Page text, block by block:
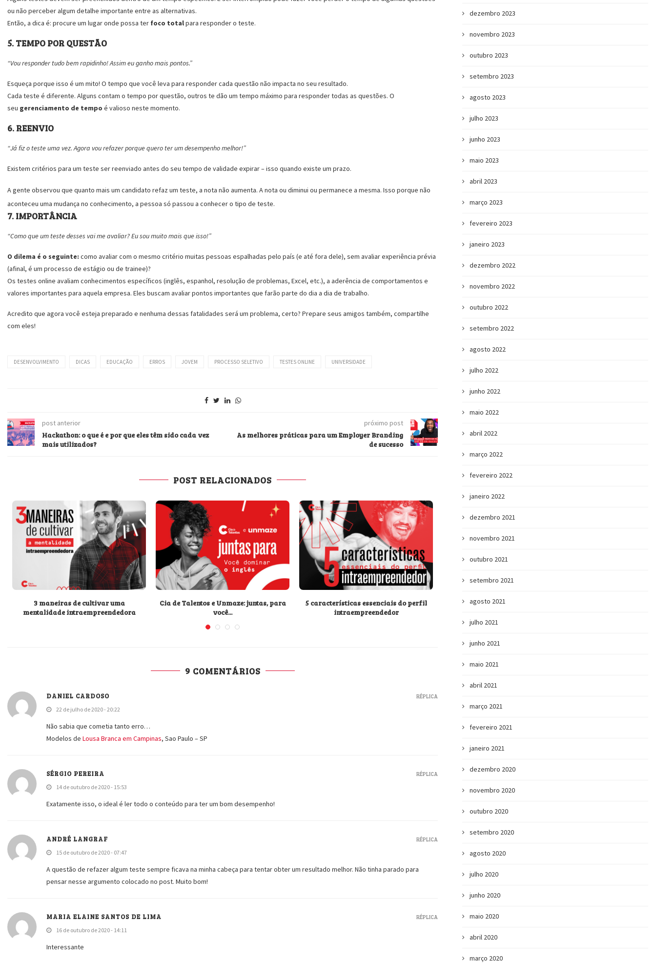
ou não perceber algum detalhe importante entre as alternativas.
Então, a dica é: procure um lugar onde possa ter foco totalpara responder o teste.
5. TEMPO POR QUESTÃO
“Vou responder tudo bem rapidinho! Assim eu ganho mais pontos.”
Esqueça porque isso é um mito! O tempo que você leva para responder cada questão não impacta no seu resultado.
Cada teste é diferente. Alguns contam o tempo por questão, outros te dão um tempo máximo para responder todas as questões. O
seu gerenciamento de tempo é valioso neste momento.
6. REENVIO
“Já fiz o teste uma vez. Agora vou refazer porque quero ter um desempenho melhor!”
Existem critérios para um teste ser reenviado antes do seu tempo de validade expirar – isso quando existe um prazo.
A gente observou que quanto mais um candidato refaz um teste, a nota não aumenta. A nota ou diminui ou permanece a mesma. Isso porque não
aconteceu uma mudança no conhecimento, a pessoa só passou a conhecer o tipo de teste.
7. IMPORTÂNCIA
“Como que um teste desses vai me avaliar? Eu sou muito mais que isso!”
O dilema é o seguinte: como avaliar com o mesmo critério muitas pessoas espalhadas pelo país (e até fora dele), sem avaliar experiência prévia
(afinal, é um processo de estágio ou de trainee)?
Os testes online avaliam conhecimentos específicos (inglês, espanhol, resolução de problemas, Excel, etc.), a aderência de comportamentos e
valores importantes para aquela empresa. Eles buscam avaliar pontos importantes que farão parte do dia a dia de trabalho.
Acredito que agora você esteja preparado e nenhuma dessas fatalidades será um problema, certo? Prepare seus amigos também, compartilhe
com eles!
DESENVOLVIMENTO DICAS EDUCAÇÃO ERROS JOVEM PROCESSO SELETIVO TESTES ONLINE UNIVERSIDADE
post anterior
Hackathon: o que é e por que eles têm sido cada vez
mais utilizados?
próximo post
As melhores práticas para um Employer Branding
de sucesso
POST RELACIONADOS
3 maneiras de cultivar uma
mentalidade intraempreendedora
Cia de Talentos e Unmaze: juntas, para
você...
5 características essenciais do perfil
intraempreendedor
Intraempreendedorismo: o que é e por
9 COMENTÁRIOS
DANIEL CARDOSO
22 de julho de 2020 - 20:22
Não sabia que cometia tanto erro…
Modelos de Lousa Branca em Campinas, Sao Paulo – SP
RÉPLICA
SÉRGIO PEREIRA
14 de outubro de 2020 - 15:53
Exatamente isso, o ideal é ler todo o conteúdo para ter um bom desempenho!
RÉPLICA
ANDRÉ LANGRAF
15 de outubro de 2020 - 07:47
A questão de refazer algum teste sempre ficava na minha cabeça para tentar obter um resultado melhor. Não tinha parado para
pensar nesse argumento colocado no post. Muito bom!
RÉPLICA
MARIA ELAINE SANTOS DE LIMA
16 de outubro de 2020 - 14:11
Interessante
RÉPLICA
dezembro 2023
novembro 2023
outubro 2023
setembro 2023
agosto 2023
julho 2023
junho 2023
maio 2023
abril 2023
março 2023
fevereiro 2023
janeiro 2023
dezembro 2022
novembro 2022
outubro 2022
setembro 2022
agosto 2022
julho 2022
junho 2022
maio 2022
abril 2022
março 2022
fevereiro 2022
janeiro 2022
dezembro 2021
novembro 2021
outubro 2021
setembro 2021
agosto 2021
julho 2021
junho 2021
maio 2021
abril 2021
março 2021
fevereiro 2021
janeiro 2021
dezembro 2020
novembro 2020
outubro 2020
setembro 2020
agosto 2020
julho 2020
junho 2020
maio 2020
abril 2020
março 2020